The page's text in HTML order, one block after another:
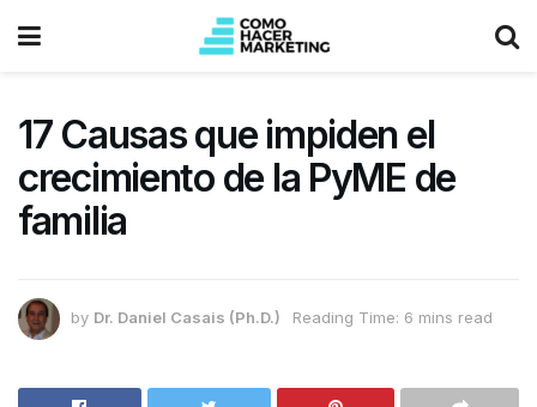
17 Causas que impiden el
crecimiento de la PyME de
familia
by Dr. Daniel Casais (Ph.D.) Reading Time: 6 mins read